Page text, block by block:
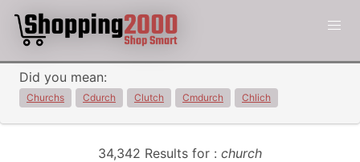
Did you mean:
Churchs Cdurch Clutch Cmdurch Chlich
34,342 Results for : church